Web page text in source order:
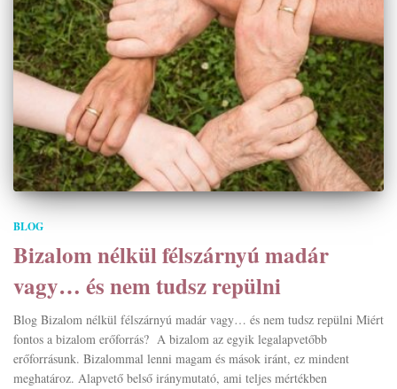
BLOG
Bizalom nélkül félszárnyú madár
vagy… és nem tudsz repülni
Blog Bizalom nélkül félszárnyú madár vagy… és nem tudsz repülni Miért
fontos a bizalom erőforrás? A bizalom az egyik legalapvetőbb
erőforrásunk. Bizalommal lenni magam és mások iránt, ez mindent
meghatároz. Alapvető belső iránymutató, ami teljes mértékben